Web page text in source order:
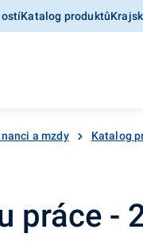
Katalog produktů
a mzdy Katalog
práce -